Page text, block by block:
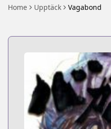
Home Upptäck Vagabond